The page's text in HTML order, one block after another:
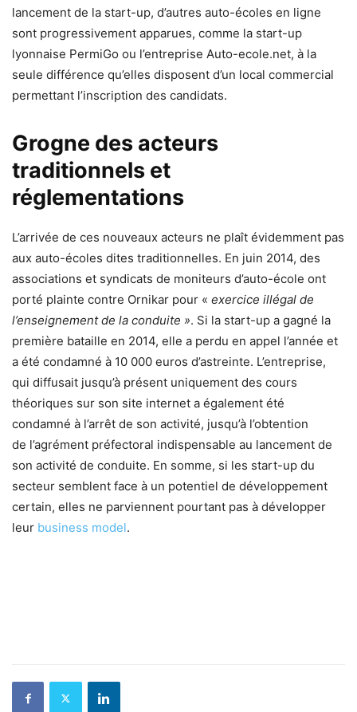
lancement de la start-up, d’autres auto-écoles en ligne
sont progressivement apparues, comme la start-up
lyonnaise PermiGo ou l’entreprise Auto-ecole.net, à la
seule différence qu’elles disposent d’un local commercial
permettant l’inscription des candidats.
Grogne des acteurs
traditionnels et
réglementations
L’arrivée de ces nouveaux acteurs ne plaît évidemment pas
aux auto-écoles dites traditionnelles. En juin 2014, des
associations et syndicats de moniteurs d’auto-école ont
porté plainte contre Ornikar pour « exercice illégal de
l’enseignement de la conduite ». Si la start-up a gagné la
première bataille en 2014, elle a perdu en appel l’année et
a été condamné à 10 000 euros d’astreinte. L’entreprise,
qui diffusait jusqu’à présent uniquement des cours
théoriques sur son site internet a également été
condamné à l’arrêt de son activité, jusqu’à l’obtention
de l’agrément préfectoral indispensable au lancement de
son activité de conduite. En somme, si les start-up du
secteur semblent face à un potentiel de développement
certain, elles ne parviennent pourtant pas à développer
leur business model.